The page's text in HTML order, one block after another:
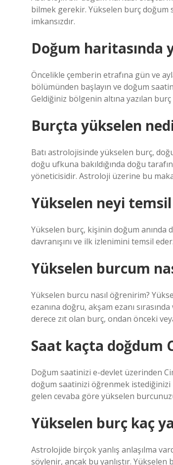
bilmek gerekir. Yükselen burç
imkansızdır.
Doğum haritasında
Öncelikle çemberin etrafına gün ve
bölümünden başlayın ve doğum
Geldiğiniz bölgenin altına yazılan
Burçta yükselen
Batı astrolojisinde yükselen burç,
doğu ufkuna bakıldığında doğu
yöneticisidir. Astroloji üzerine bu
Yükselen neyi
Yükselen burç, kişinin doğum
davranışını ve ilk izlenimini temsil
Yükselen burcum
Yükselen burcu nasıl öğrenirim?
ezanına doğru, akşam ezanı
derece zıt olan burç, ondan önceki
Saat kaçta doğdum
Doğum saatinizi e-devlet üzerinden
doğum saatinizi öğrenmek istediğinizi
gelen cevaba göre yükselen
Yükselen burç kaç
Astrolojide birçok yanlış anlaşılma
söylenir, ancak bu yanlıştır.